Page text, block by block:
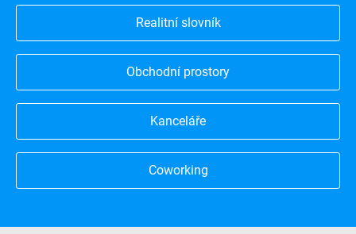
Realitní slovník
Obchodní prostory
Kanceláře
Coworking